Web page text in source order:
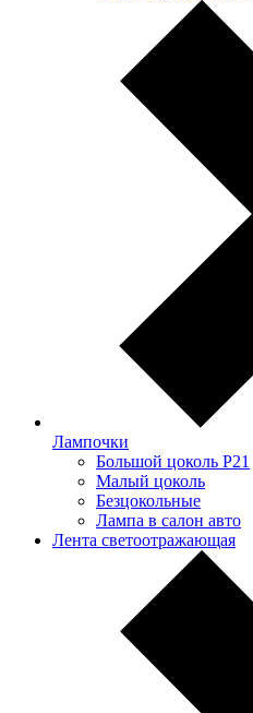
Лампочки
Большой цоколь P21
Малый цоколь
Безцокольные
Лампа в салон авто
Лента светоотражающая